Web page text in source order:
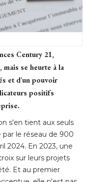
Century 21,
mais se heurte à la
et d'un pouvoir
positifs
s'en tient aux seuls
le réseau de 900
2024. En 2023, une
sur leurs projets
Et au premier